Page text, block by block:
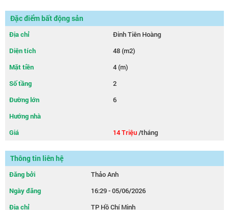
Đặc điểm bất động sản
Địa chỉ
Đinh Tiên Hoàng
Diện tích
48 (m2)
Mặt tiền
4 (m)
Số tầng
2
Đường lớn
6
Hướng nhà
Giá
14 Triệu/tháng
Thông tin liên hệ
Đăng bởi
Thảo Anh
Ngày đăng
16:29 - 05/06/2026
Địa chỉ
TP Hồ Chí Minh